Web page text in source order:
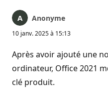
Anonyme
10 janv. 2025 à 15:13
Après avoir ajouté une
ordinateur, Office 2021
clé produit.